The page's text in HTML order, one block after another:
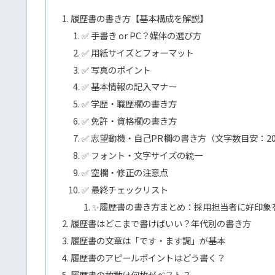
履歴書の書き方【基本構成を解説】
✅ 手書き or PC？媒体の選び方
✅ 用紙サイズとフォーマット
✅ 写真のポイント
✅ 基本情報の記入マナー
✅ 学歴・職歴欄の書き方
✅ 免許・資格欄の書き方
✅ 志望動機・自己PR欄の書き方（文字数目安：
✅ フォント・文字サイズの統一
✅ 空欄・修正の注意点
✅ 最終チェックリスト
✨履歴書の書き方まとめ：採用担当者に好印象
履歴書はどこまで書けばいい？年代別の書き方
履歴書の文章は「です・ます調」が基本
履歴書のアピールポイントはどう書く？